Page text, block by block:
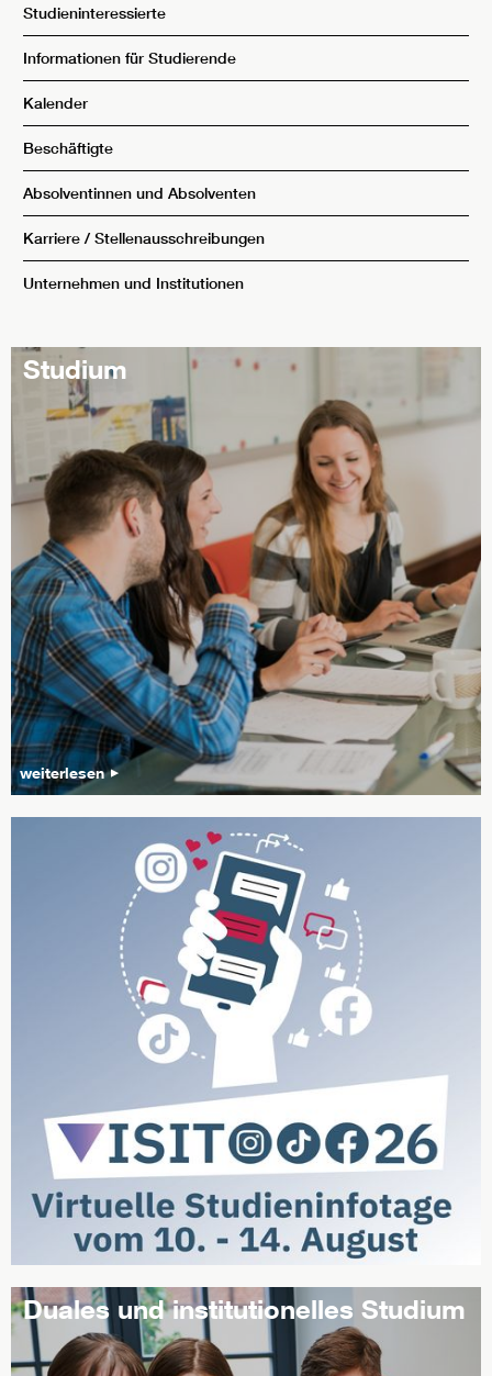
Studieninteressierte
Informationen für Studierende
Kalender
Beschäftigte
Absolventinnen und Absolventen
Karriere / Stellenausschreibungen
Unternehmen und Institutionen
Studium
weiterlesen
Duales und institutionelles Studium